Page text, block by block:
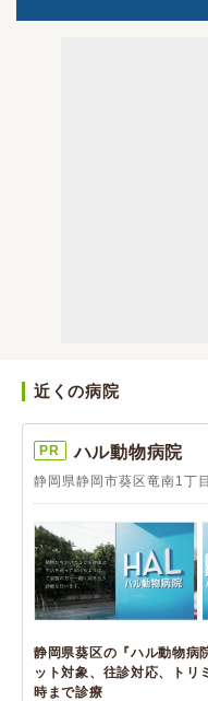
近くの病院
PR ハル動物病院
静岡県静岡市葵区竜南1丁
静岡県葵区の『ハル動物病
ット対象、往診対応、トリ
時まで診療